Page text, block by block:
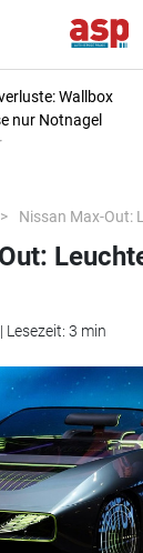
Wallbox
nur Notnagel
Nissan Max-Out:
Lesezeit: 3 min